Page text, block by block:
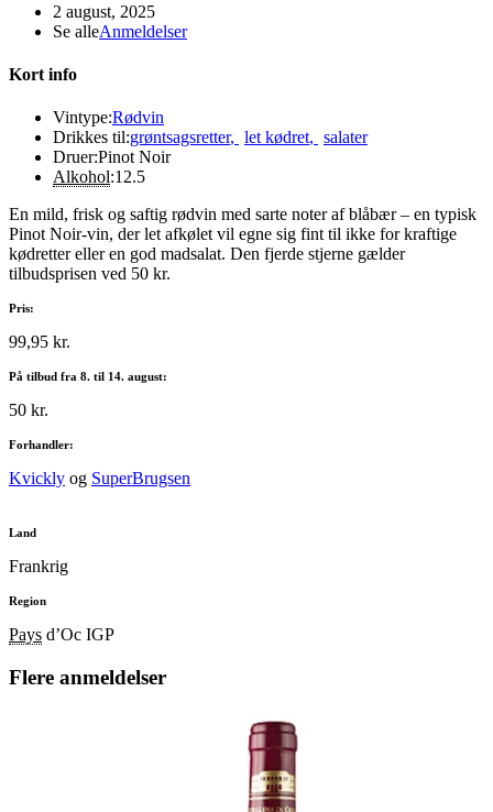
2 august, 2025
Se alleAnmeldelser
Kort info
Vintype:Rødvin
Drikkes til:grøntsagsretter, let kødret, salater
Druer:Pinot Noir
Alkohol:12.5
En mild, frisk og saftig rødvin med sarte noter af blåbær – en typisk
Pinot Noir-vin, der let afkølet vil egne sig fint til ikke for kraftige
kødretter eller en god madsalat. Den fjerde stjerne gælder
tilbudsprisen ved 50 kr.
Pris:
99,95 kr.
På tilbud fra 8. til 14. august:
50 kr.
Forhandler:
Kvickly og SuperBrugsen
Land
Frankrig
Region
Pays d’Oc IGP
Flere anmeldelser